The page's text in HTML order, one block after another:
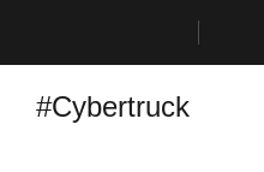
#Cybertruck